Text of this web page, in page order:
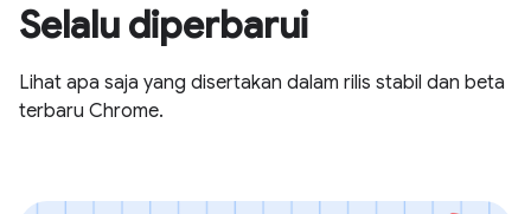
Selalu diperbarui
Lihat apa saja yang disertakan dalam rilis stabil dan beta
terbaru Chrome.